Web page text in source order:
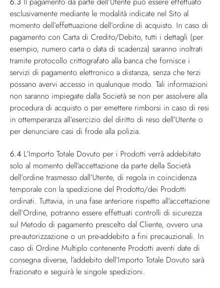
esclusivamente mediante le modalità indicate nel Sito al
momento dell’effettuazione dell’ordine di acquisto. In caso di
pagamento con Carta di Credito/Debito, tutti i dettagli (per
esempio, numero carta o data di scadenza) saranno inoltrati
tramite protocollo crittografato alla banca che fornisce i
servizi di pagamento elettronico a distanza, senza che terzi
possano avervi accesso in qualunque modo. Tali informazioni
non saranno impiegate dalla Società se non per assolvere alla
procedura di acquisto o per emettere rimborsi in caso di resi
in ottemperanza all’esercizio del diritto di reso dell’Utente o
per denunciare casi di frode alla polizia.
6.4 L’Importo Totale Dovuto per i Prodotti verrà addebitato
solo al momento dell’accettazione da parte della Società
dell’ordine trasmesso dall’Utente, di regola in coincidenza
temporale con la spedizione del Prodotto/dei Prodotti
ordinati. Tuttavia, in una fase anteriore rispetto all’accettazione
dell’Ordine, potranno essere effettuati controlli di sicurezza
sul Metodo di pagamento prescelto dal Cliente, ovvero una
pre-autorizzazione o un pre-addebito a fini precauzionali. In
caso di Ordine Multiplo contenente Prodotti aventi date di
consegna diverse, l’addebito dell’Importo Totale Dovuto sarà
frazionato e seguirà le singole spedizioni.